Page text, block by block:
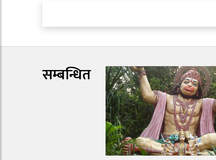
सम्बन्धित